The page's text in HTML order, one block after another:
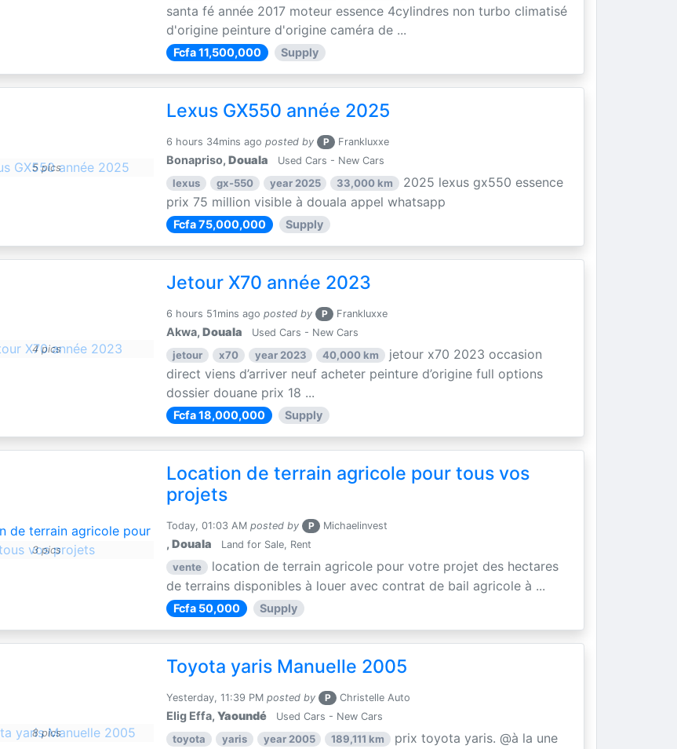
santa fé année 2017 moteur essence 4cylindres non turbo climatisé
d'origine peinture d'origine caméra de ...
Fcfa 11,500,000 Supply
5 pics
Lexus GX550 année 2025
6 hours 34mins ago posted by P Frankluxxe
Bonapriso,Douala Used Cars - New Cars
lexus gx-550 year 2025 33,000 km
2025 lexus gx550 essence
prix 75 million visible à douala appel whatsapp
Fcfa 75,000,000 Supply
4 pics
Jetour X70 année 2023
6 hours 51mins ago posted by P Frankluxxe
Akwa,Douala Used Cars - New Cars
jetour x70 year 2023 40,000 km
jetour x70 2023 occasion
direct viens d’arriver neuf acheter peinture d’origine full options
dossier douane prix 18 ...
Fcfa 18,000,000 Supply
3 pics
Location de terrain agricole pour tous vos
projets
Today, 01:03 AM posted by P Michaelinvest
,Douala Land for Sale, Rent
vente
location de terrain agricole pour votre projet des hectares
de terrains disponibles à louer avec contrat de bail agricole à ...
Fcfa 50,000 Supply
8 pics
Toyota yaris Manuelle 2005
Yesterday, 11:39 PM posted by P Christelle Auto
Elig Effa,Yaoundé Used Cars - New Cars
toyota yaris year 2005 189,111 km
prix toyota yaris. @à la une